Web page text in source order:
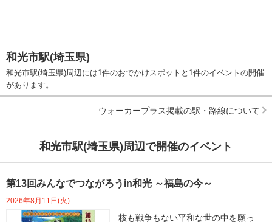
和光市駅(埼玉県)
和光市駅(埼玉県)周辺には1件のおでかけスポットと1件のイベントの開催
があります。
ウォーカープラス掲載の駅・路線について
和光市駅(埼玉県)周辺で開催のイベント
第13回みんなでつながろうin和光 ～福島の今～
2026年8月11日(火)
核も戦争もない平和な世の中を願っ